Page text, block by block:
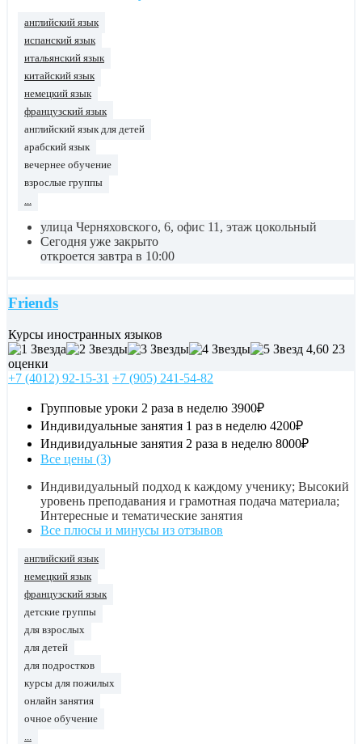
английский язык
испанский язык
итальянский язык
китайский язык
немецкий язык
французский язык
английский язык для детей
арабский язык
вечернее обучение
взрослые группы
улица Черняховского, 6, офис 11, этаж цокольный
Сегодня уже закрыто
откроется завтра в 10:00
Friends
Курсы иностранных языков
4,60 23
оценки
+7 (4012) 92-15-31 +7 (905) 241-54-82
Групповые уроки 2 раза в неделю 3900₽
Индивидуальные занятия 1 раз в неделю 4200₽
Индивидуальные занятия 2 раза в неделю 8000₽
Все цены (3)
Индивидуальный подход к каждому ученику; Высокий
уровень преподавания и грамотная подача материала;
Интересные и тематические занятия
Все плюсы и минусы из отзывов
английский язык
немецкий язык
французский язык
детские группы
для взрослых
для детей
для подростков
курсы для пожилых
онлайн занятия
очное обучение
...